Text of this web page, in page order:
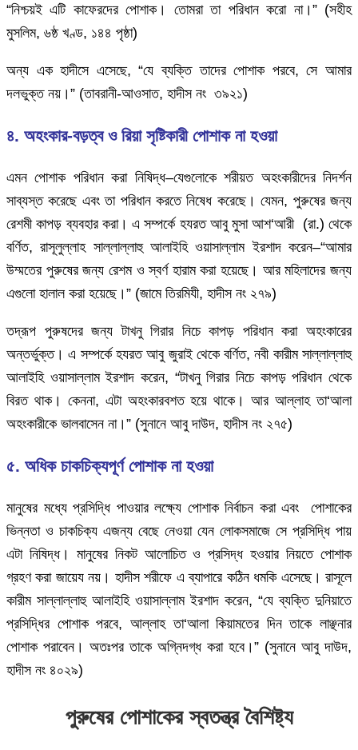
“নিশ্চয়ই এটি কাফেরদের পোশাক। তোমরা তা পরিধান করো না।” (সহীহ
মুসলিম, ৬ষ্ঠ খণ্ড, ১৪৪ পৃষ্ঠা)
অন্য এক হাদীসে এসেছে, “যে ব্যক্তি তাদের পোশাক পরবে, সে আমার
দলভুক্ত নয়।” (তাবরানী-আওসাত, হাদীস নং ৩৯২১)
৪. অহংকার-বড়ত্ব ও রিয়া সৃষ্টিকারী পোশাক না হওয়া
এমন পোশাক পরিধান করা নিষিদ্ধ–যেগুলোকে শরীয়ত অহংকারীদের নিদর্শন
সাব্যস্ত করেছে এবং তা পরিধান করতে নিষেধ করেছে। যেমন, পুরুষের জন্য
রেশমী কাপড় ব্যবহার করা। এ সম্পর্কে হযরত আবু মুসা আশ‘আরী (রা.) থেকে
বর্ণিত, রাসূলুল্লাহ সাল্লাল্লাহু আলাইহি ওয়াসাল্লাম ইরশাদ করেন–“আমার
উম্মতের পুরুষের জন্য রেশম ও স্বর্ণ হারাম করা হয়েছে। আর মহিলাদের জন্য
এগুলো হালাল করা হয়েছে।” (জামে তিরমিযী, হাদীস নং ২৭৯)
তদ্রূপ পুরুষদের জন্য টাখনু গিরার নিচে কাপড় পরিধান করা অহংকারের
অন্তর্ভুক্ত। এ সম্পর্কে হযরত আবু জুরাই থেকে বর্ণিত, নবী কারীম সাল্লাল্লাহু
আলাইহি ওয়াসাল্লাম ইরশাদ করেন, “টাখনু গিরার নিচে কাপড় পরিধান থেকে
বিরত থাক। কেননা, এটা অহংকারবশত হয়ে থাকে। আর আল্লাহ তা‘আলা
অহংকারীকে ভালবাসেন না।” (সুনানে আবু দাউদ, হাদীস নং ২৭৫)
৫. অধিক চাকচিক্যপূর্ণ পোশাক না হওয়া
মানুষের মধ্যে প্রসিদ্ধি পাওয়ার লক্ষ্যে পোশাক নির্বাচন করা এবং পোশাকের
ভিন্নতা ও চাকচিক্য এজন্য বেছে নেওয়া যেন লোকসমাজে সে প্রসিদ্ধি পায়
এটা নিষিদ্ধ। মানুষের নিকট আলোচিত ও প্রসিদ্ধ হওয়ার নিয়তে পোশাক
গ্রহণ করা জায়েয নয়। হাদীস শরীফে এ ব্যাপারে কঠিন ধমকি এসেছে। রাসূলে
কারীম সাল্লাল্লাহু আলাইহি ওয়াসাল্লাম ইরশাদ করেন, “যে ব্যক্তি দুনিয়াতে
প্রসিদ্ধির পোশাক পরবে, আল্লাহ তা‘আলা কিয়ামতের দিন তাকে লাঞ্ছনার
পোশাক পরাবেন। অতঃপর তাকে অগ্নিদগ্ধ করা হবে।” (সুনানে আবু দাউদ,
হাদীস নং ৪০২৯)
পুরুষের পোশাকের স্বতন্ত্র বৈশিষ্ট্য